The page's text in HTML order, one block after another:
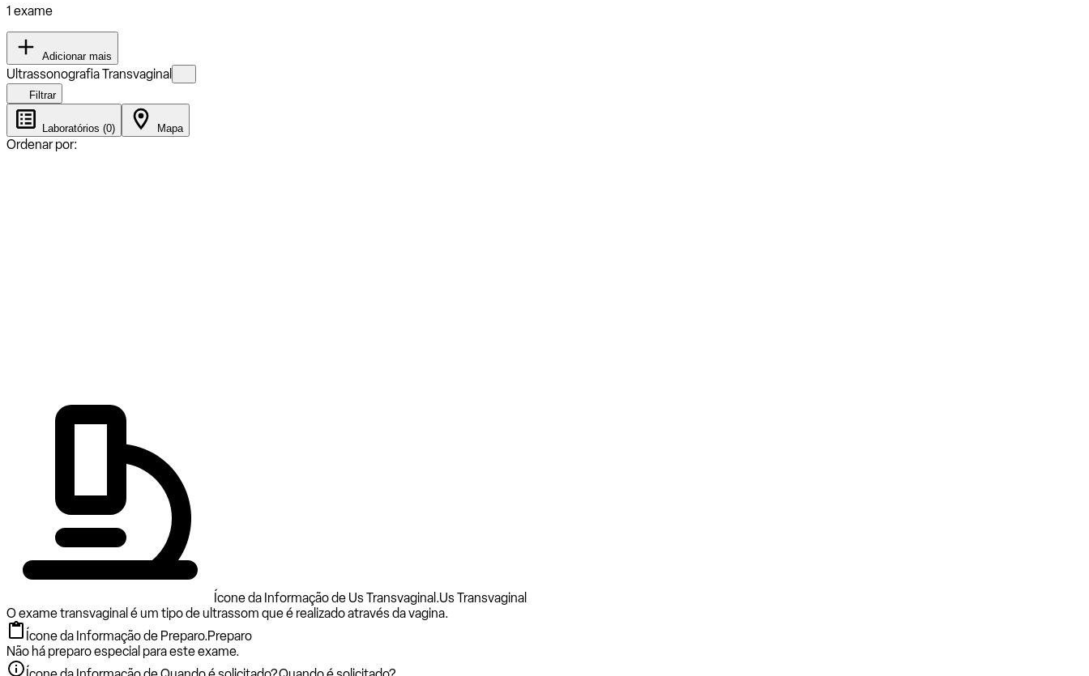
1 exame
Adicionar mais
Ultrassonografia Transvaginal
Filtrar
Laboratórios (0) Mapa
Ordenar por:
Ícone da Informação de Us Transvaginal.Us Transvaginal
O exame transvaginal é um tipo de ultrassom que é realizado através da vagina.
Ícone da Informação de Preparo.Preparo
Não há preparo especial para este exame.